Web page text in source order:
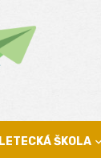
LETECKÁ ŠKOLA